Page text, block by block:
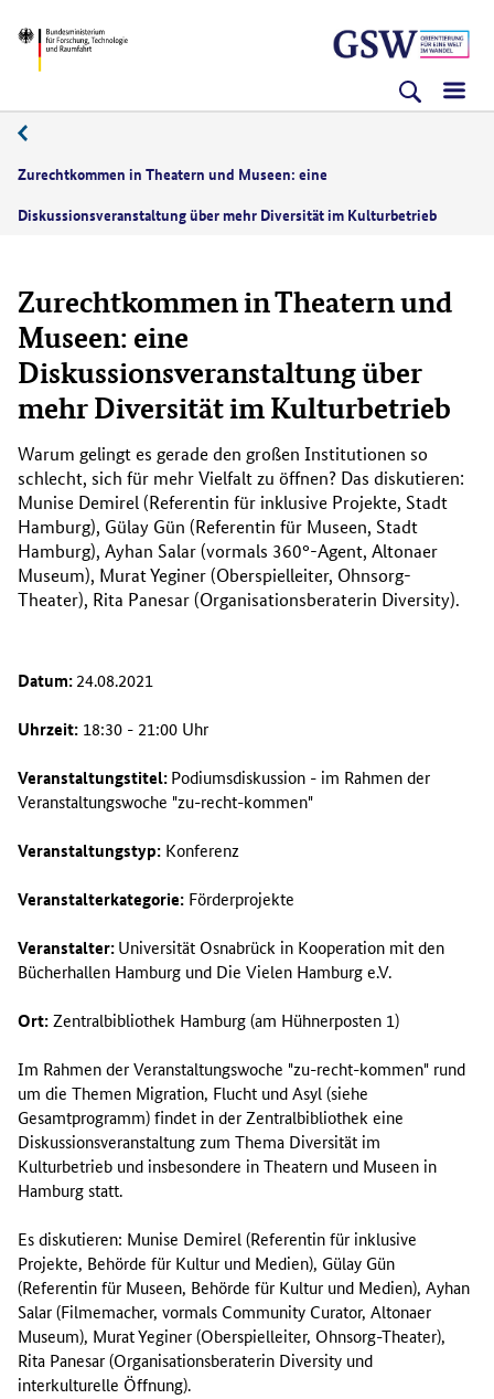
zum
(Eingabetaste)
zum
(Eingabetaste)
zur
(Eingabetaste)
BMFTR
Zurechtkommen in Theatern und Museen: eine
Diskussionsveranstaltung über mehr Diversität im Kulturbetrieb
Zurechtkommen in Theatern und
Museen: eine
Diskussionsveranstaltung über
mehr Diversität im Kulturbetrieb
Warum gelingt es gerade den großen Institutionen so
schlecht, sich für mehr Vielfalt zu öffnen? Das diskutieren:
Munise Demirel (Referentin für inklusive Projekte, Stadt
Hamburg), Gülay Gün (Referentin für Museen, Stadt
Hamburg), Ayhan Salar (vormals 360°-Agent, Altonaer
Museum), Murat Yeginer (Oberspielleiter, Ohnsorg-
Theater), Rita Panesar (Organisationsberaterin Diversity).
Datum:24.08.2021
Uhrzeit: 18:30 - 21:00 Uhr
Veranstaltungstitel:Podiumsdiskussion - im Rahmen der
Veranstaltungswoche "zu-recht-kommen"
Veranstaltungstyp: Konferenz
Veranstalterkategorie: Förderprojekte
Veranstalter:Universität Osnabrück in Kooperation mit den
Bücherhallen Hamburg und Die Vielen Hamburg e.V.
Ort:Zentralbibliothek Hamburg (am Hühnerposten 1)
Im Rahmen der Veranstaltungswoche "zu-recht-kommen" rund
um die Themen Migration, Flucht und Asyl (siehe
Gesamtprogramm) findet in der Zentralbibliothek eine
Diskussionsveranstaltung zum Thema Diversität im
Kulturbetrieb und insbesondere in Theatern und Museen in
Hamburg statt.
Es diskutieren: Munise Demirel (Referentin für inklusive
Projekte, Behörde für Kultur und Medien), Gülay Gün
(Referentin für Museen, Behörde für Kultur und Medien), Ayhan
Salar (Filmemacher, vormals Community Curator, Altonaer
Museum), Murat Yeginer (Oberspielleiter, Ohnsorg-Theater),
Rita Panesar (Organisationsberaterin Diversity und
interkulturelle Öffnung).